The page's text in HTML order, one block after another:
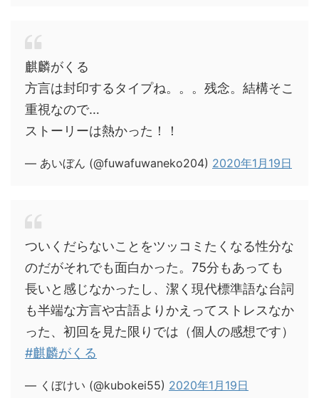
麒麟がくる
方言は封印するタイプね。。。残念。結構そこ
重視なので…
ストーリーは熱かった！！
— あいぼん (@fuwafuwaneko204) 2020年1月19日
ついくだらないことをツッコミたくなる性分な
のだがそれでも面白かった。75分もあっても
長いと感じなかったし、潔く現代標準語な台詞
も半端な方言や古語よりかえってストレスなか
った、初回を見た限りでは（個人の感想です）
#麒麟がくる
— くぼけい (@kubokei55) 2020年1月19日